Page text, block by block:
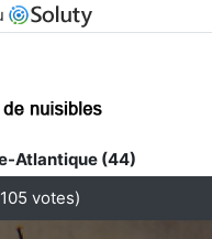
Atlantique (44)
105 votes)